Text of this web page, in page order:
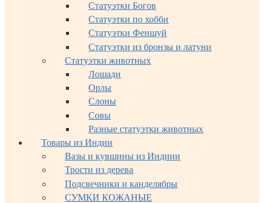
Статуэтки Богов
Статуэтки по хобби
Статуэтки Феншуй
Статуэтки из бронзы и латуни
Статуэтки животных
Лошади
Орлы
Слоны
Совы
Разные статуэтки животных
Товары из Индии
Вазы и кувшины из Индиии
Трости из дерева
Подсвечники и канделябры
СУМКИ КОЖАНЫЕ